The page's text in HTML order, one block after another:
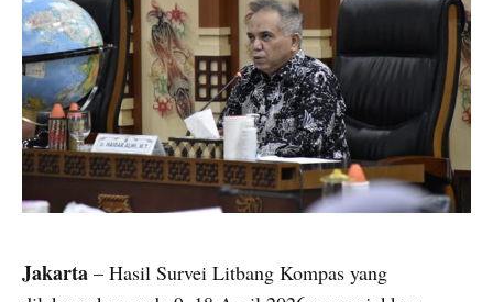
Jakarta – Hasil Survei Litbang Kompas yang